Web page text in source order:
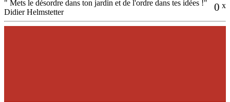
0 x
" Mets le désordre dans ton jardin et de l'ordre dans tes idées !"
Didier Helmstetter